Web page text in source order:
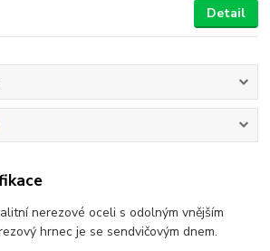
Detail
nerezové oceli s odolným vnějším
hrnec je se sendvičovým dnem.